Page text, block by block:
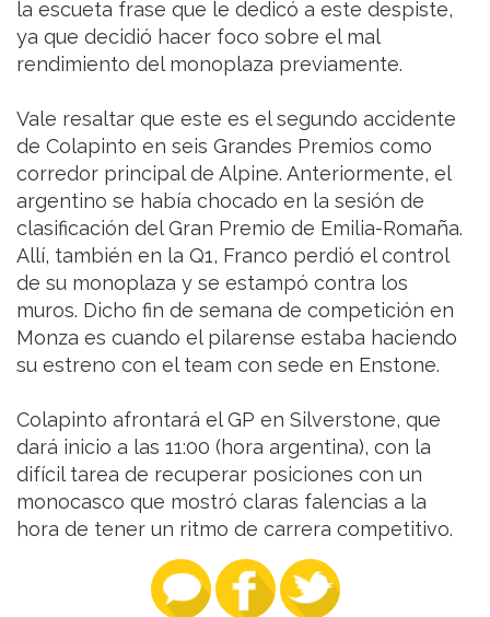
la escueta frase que le dedicó a este despiste,
ya que decidió hacer foco sobre el mal
rendimiento del monoplaza previamente.
Vale resaltar que este es el segundo accidente
de Colapinto en seis Grandes Premios como
corredor principal de Alpine. Anteriormente, el
argentino se había chocado en la sesión de
clasificación del Gran Premio de Emilia-Romaña.
Allí, también en la Q1, Franco perdió el control
de su monoplaza y se estampó contra los
muros. Dicho fin de semana de competición en
Monza es cuando el pilarense estaba haciendo
su estreno con el team con sede en Enstone.
Colapinto afrontará el GP en Silverstone, que
dará inicio a las 11:00 (hora argentina), con la
difícil tarea de recuperar posiciones con un
monocasco que mostró claras falencias a la
hora de tener un ritmo de carrera competitivo.